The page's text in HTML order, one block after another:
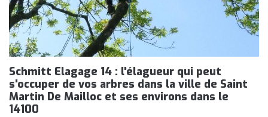
Schmitt Elagage 14 : l'élagueur qui peut
s'occuper de vos arbres dans la ville de Saint
Martin De Mailloc et ses environs dans le
14100